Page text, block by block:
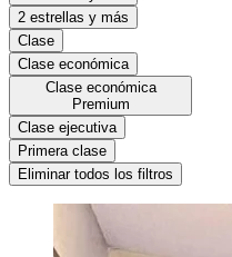
2 estrellas y más
Clase
Clase económica
Clase económica
Premium
Clase ejecutiva
Primera clase
Eliminar todos los filtros